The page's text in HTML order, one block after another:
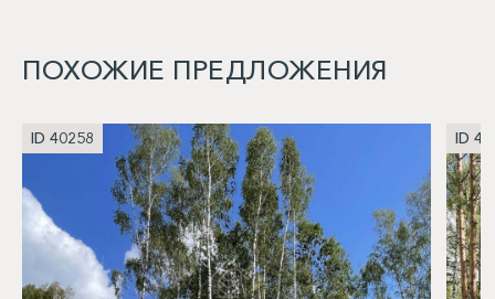
ПОХОЖИЕ ПРЕДЛОЖЕНИЯ
ID 40258 ID